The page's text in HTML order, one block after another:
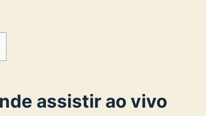
assistir ao vivo